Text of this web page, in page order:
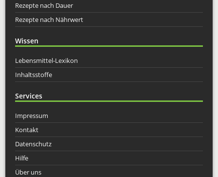
Rezepte nach Dauer
Rezepte nach Nährwert
Wissen
Lebensmittel-Lexikon
Inhaltsstoffe
Services
Impressum
Kontakt
Datenschutz
Hilfe
Über uns